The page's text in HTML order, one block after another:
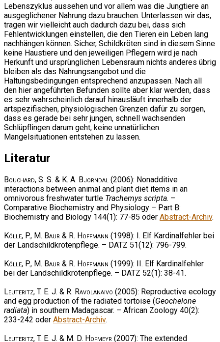
Lebenszyklus aussehen und vor allem was die Jungtiere an
ausgeglichener Nahrung dazu brauchen. Unterlassen wir das,
tragen wir vielleicht auch dadurch dazu bei, dass sich
Fehlentwicklungen einstellen, die den Tieren ein Leben lang
nachhängen können. Sicher, Schildkröten sind in diesem Sinne
keine Haustiere und den jeweiligen Pflegern wird je nach
Herkunft und ursprünglichen Lebensraum nichts anderes übrig
bleiben als das Nahrungsangebot und die
Haltungsbedingungen entsprechend anzupassen. Nach all
den hier angeführten Befunden sollte aber klar werden, dass
es sehr wahrscheinlich darauf hinausläuft innerhalb der
artspezifischen, physiologischen Grenzen dafür zu sorgen,
dass es gerade bei sehr jungen, schnell wachsenden
Schlüpflingen darum geht, keine unnatürlichen
Mangelsituationen entstehen zu lassen.
Literatur
Bouchard, S. S. & K. A. Bjorndal (2006): Nonadditive
interactions between animal and plant diet items in an
omnivorous freshwater turtle Trachemys scripta. –
Comparative Biochemistry and Physiology – Part B:
Biochemistry and Biology 144(1): 77-85 oder Abstract-Archiv.
Kölle, P., M. Baur & R. Hoffmann (1998): I. Elf Kardinalfehler bei
der Landschildkrötenpflege. – DATZ 51(12): 796-799.
Kölle, P., M. Baur & R. Hoffmann (1999): II. Elf Kardinalfehler
bei der Landschildkrötenpflege. – DATZ 52(1): 38-41.
Leuteritz, T. E. J. & R. Ravolanaivo (2005): Reproductive ecology
and egg production of the radiated tortoise (Geochelone
radiata) in southern Madagascar. – African Zoology 40(2):
233-242 oder Abstract-Archiv.
Leuteritz, T. E. J. & M. D. Hofmeyr (2007): The extended